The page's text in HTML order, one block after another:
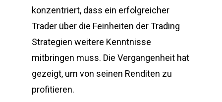
konzentriert, dass ein erfolgreicher
Trader über die Feinheiten der Trading
Strategien weitere Kenntnisse
mitbringen muss. Die Vergangenheit hat
gezeigt, um von seinen Renditen zu
profitieren.